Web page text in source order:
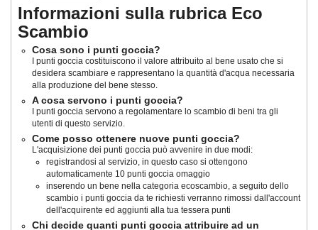
Informazioni sulla rubrica Eco
Scambio
Cosa sono i punti goccia?
I punti goccia costituiscono il valore attribuito al bene usato che si
desidera scambiare e rappresentano la quantità d'acqua necessaria
alla produzione del bene stesso.
A cosa servono i punti goccia?
I punti goccia servono a regolamentare lo scambio di beni tra gli
utenti di questo servizio.
Come posso ottenere nuove punti goccia?
L'acquisizione dei punti goccia può avvenire in due modi:
registrandosi al servizio, in questo caso si ottengono
automaticamente 10 punti goccia omaggio
inserendo un bene nella categoria ecoscambio, a seguito dello
scambio i punti goccia da te richiesti verranno rimossi dall'account
dell'acquirente ed aggiunti alla tua tessera punti
Chi decide quanti punti goccia attribuire ad un